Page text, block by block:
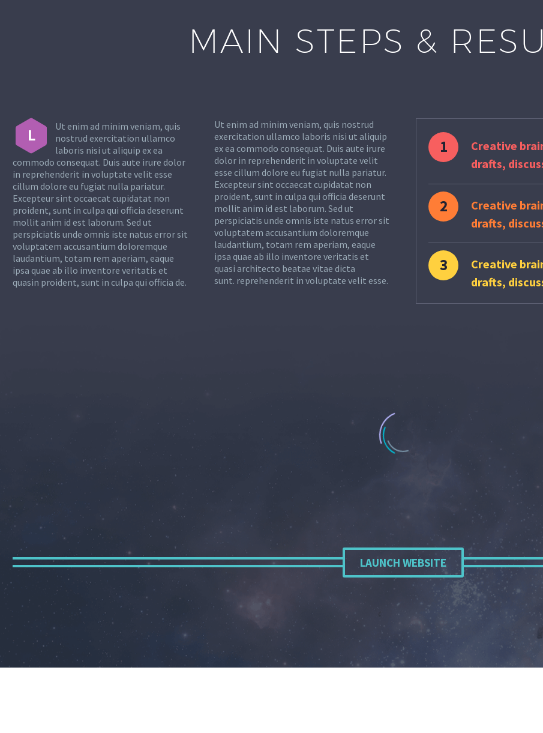
MAIN STEPS &
L
Ut enim ad minim veniam, quis
nostrud exercitation ullamco
laboris nisi ut aliquip ex ea
commodo consequat. Duis aute irure dolor
in reprehenderit in voluptate velit esse
cillum dolore eu fugiat nulla pariatur.
Excepteur sint occaecat cupidatat non
proident, sunt in culpa qui officia deserunt
mollit anim id est laborum. Sed ut
perspiciatis unde omnis iste natus error sit
voluptatem accusantium doloremque
laudantium, totam rem aperiam, eaque
ipsa quae ab illo inventore veritatis et
quasin proident, sunt in culpa qui officia de.
Ut enim ad minim veniam, quis nostrud
exercitation ullamco laboris nisi ut aliquip
ex ea commodo consequat. Duis aute irure
dolor in reprehenderit in voluptate velit
esse cillum dolore eu fugiat nulla pariatur.
Excepteur sint occaecat cupidatat non
proident, sunt in culpa qui officia deserunt
mollit anim id est laborum. Sed ut
perspiciatis unde omnis iste natus error sit
voluptatem accusantium doloremque
laudantium, totam rem aperiam, eaque
ipsa quae ab illo inventore veritatis et
quasi architecto beatae vitae dicta
sunt. reprehenderit in voluptate velit esse.
1
Creative
drafts,
2
Creative
drafts,
3
Creative
drafts,
LAUNCH WEBSITE